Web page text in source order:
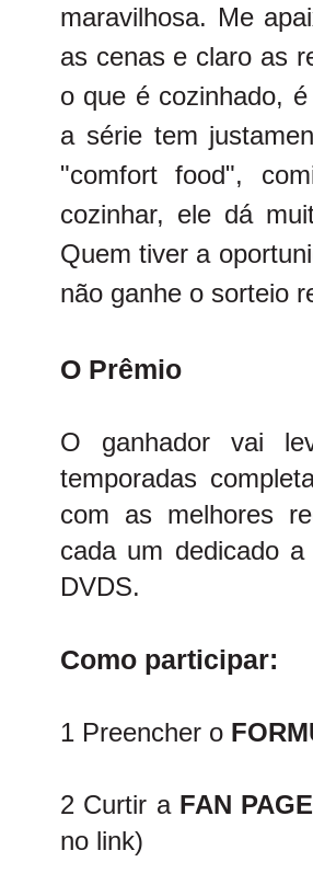
maravilhosa. Me
as cenas e claro as
o que é cozinhado,
a série tem
"comfort food",
cozinhar, ele dá
Quem tiver a
não ganhe o sorteio
O Prêmio
O ganhador vai
temporadas
com as melhores
cada um dedicado
DVDS.
Como participar:
1 Preencher o
2 Curtir a FAN
no link)